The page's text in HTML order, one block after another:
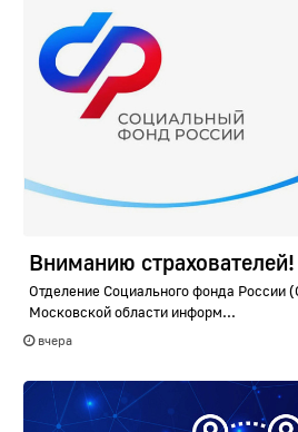
Вниманию страхователей!
Отделение Социального фонда России
Московской области информ...
вчера